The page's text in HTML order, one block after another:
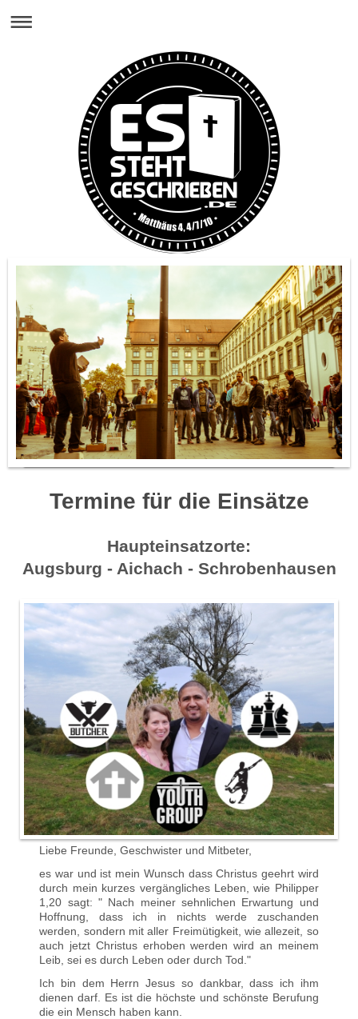
Termine für die Einsätze
Haupteinsatzorte:
Augsburg - Aichach - Schrobenhausen
Liebe Freunde, Geschwister und Mitbeter,
es war und ist mein Wunsch dass Christus geehrt wird
durch mein kurzes vergängliches Leben, wie Philipper
1,20 sagt: " Nach meiner sehnlichen Erwartung und
Hoffnung, dass ich in nichts werde zuschanden
werden, sondern mit aller Freimütigkeit, wie allezeit, so
auch jetzt Christus erhoben werden wird an meinem
Leib, sei es durch Leben oder durch Tod."
Ich bin dem Herrn Jesus so dankbar, dass ich ihm
dienen darf. Es ist die höchste und schönste Berufung
die ein Mensch haben kann.